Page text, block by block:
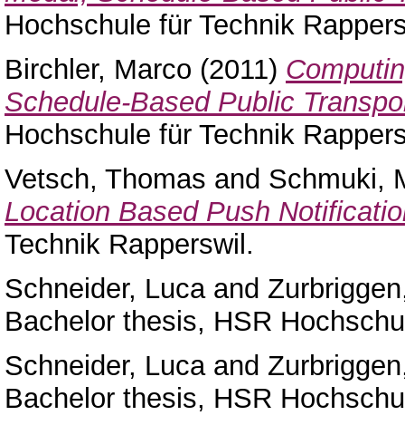
Hochschule für Technik
Birchler, Marco (2011)
Schedule-Based Public
Hochschule für Technik
Vetsch, Thomas and Schmuki,
Location Based Push
Technik Rapperswil.
Schneider, Lucaand
Bachelor thesis, HSR
Schneider, Lucaand
Bachelor thesis, HSR